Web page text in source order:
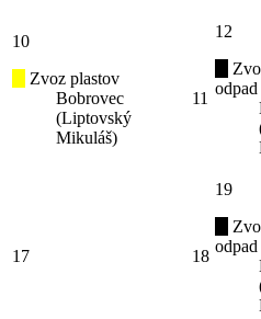
10
Zvoz plastov
Bobrovec
(Liptovský
Mikuláš)
11
12
odpad
17 18
19
odpad